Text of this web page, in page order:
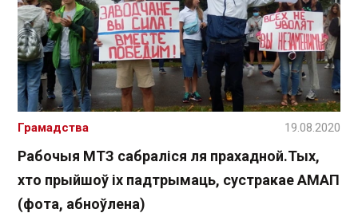
Рабочыя МТЗ сабраліся ля прахадной.Тых,
хто прыйшоў іх падтрымаць, сустракае АМАП
(фота, абноўлена)
Грамадства 19.08.2020